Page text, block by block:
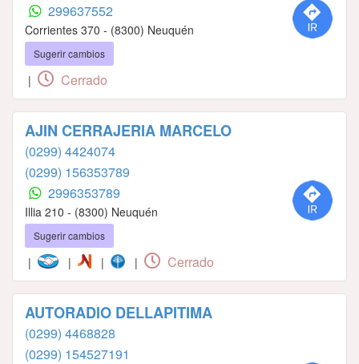
299637552
Corrientes 370 - (8300) Neuquén
Sugerir cambios
| Cerrado
AJIN CERRAJERIA MARCELO
(0299) 4424074
(0299) 156353789
2996353789
Illia 210 - (8300) Neuquén
Sugerir cambios
| | | | Cerrado
AUTORADIO DELLAPITIMA
(0299) 4468828
(0299) 154527191